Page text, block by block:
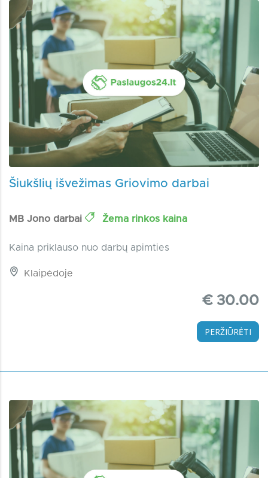
Šiukšlių išvežimas Griovimo darbai
MB Jono darbai Žema rinkos kaina
Kaina priklauso nuo darbų apimties
Klaipėdoje
€ 30.00
PERŽIŪRĖTI